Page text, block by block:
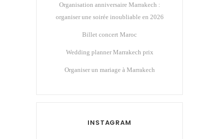
Organisation anniversaire Marrakech :
organiser une soirée inoubliable en 2026
Billet concert Maroc
Wedding planner Marrakech prix
Organiser un mariage à Marrakech
INSTAGRAM